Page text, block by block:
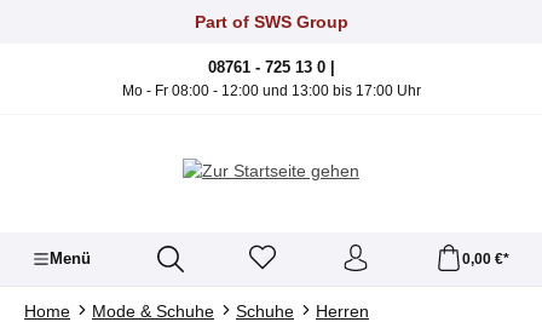
Zum Hauptinhalt springenPart of SWS Group
08761 - 725 13 0 |
Mo - Fr 08:00 - 12:00 und 13:00 bis 17:00 Uhr
Menü 0,00 €*
Home Mode & Schuhe Schuhe Herren